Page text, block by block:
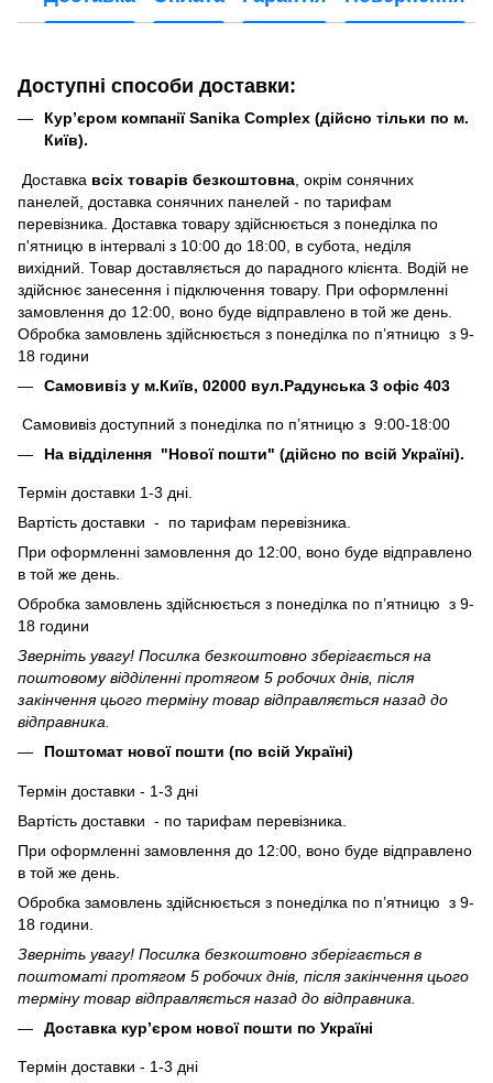
Доступні способи доставки:
Кур’єром компанії Sanika Complex (дійсно тільки по м.
Київ).
Доставка всіх товарів безкоштовна , окрім сонячних
панелей, доставка сонячних панелей - по тарифам
перевізника. Доставка товару здійснюється з понеділка по
п'ятницю в інтервалі з 10:00 до 18:00, в субота, неділя
вихідний. Товар доставляється до парадного клієнта. Водій не
здійснює занесення і підключення товару. При оформленні
замовлення до 12:00, воно буде відправлено в той же день.
Обробка замовлень здійснюється з понеділка по п’ятницю з 9-
18 години
Самовивіз у м.Київ, 02000 вул.Радунська 3 офіс 403
Самовивіз доступний з понеділка по п’ятницю з 9:00-18:00
На відділення "Нової пошти" (дійсно по всій Україні).
Термін доставки 1-3 дні.
Вартість доставки - по тарифам перевізника.
При оформленні замовлення до 12:00, воно буде відправлено
в той же день.
Обробка замовлень здійснюється з понеділка по п’ятницю з 9-
18 години
Зверніть увагу! Посилка безкоштовно зберігається на
поштовому відділенні протягом 5 робочих днів, після
закінчення цього терміну товар відправляється назад до
відправника.
Поштомат нової пошти (по всій Україні)
Термін доставки - 1-3 дні
Вартість доставки - по тарифам перевізника.
При оформленні замовлення до 12:00, воно буде відправлено
в той же день.
Обробка замовлень здійснюється з понеділка по п’ятницю з 9-
18 години.
Зверніть увагу! Посилка безкоштовно зберігається в
поштоматі протягом 5 робочих днів, після закінчення цього
терміну товар відправляється назад до відправника.
Доставка кур’єром нової пошти по Україні
Термін доставки - 1-3 дні